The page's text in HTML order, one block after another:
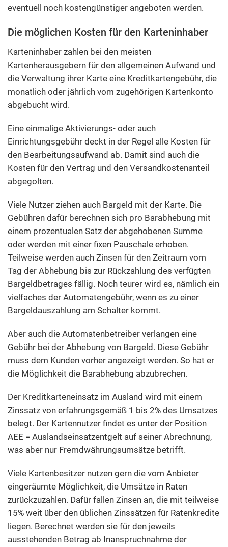
eventuell noch kostengünstiger angeboten werden.
Die möglichen Kosten für den Karteninhaber
Karteninhaber zahlen bei den meisten
Kartenherausgebern für den allgemeinen Aufwand und
die Verwaltung ihrer Karte eine Kreditkartengebühr, die
monatlich oder jährlich vom zugehörigen Kartenkonto
abgebucht wird.
Eine einmalige Aktivierungs- oder auch
Einrichtungsgebühr deckt in der Regel alle Kosten für
den Bearbeitungsaufwand ab. Damit sind auch die
Kosten für den Vertrag und den Versandkostenanteil
abgegolten.
Viele Nutzer ziehen auch Bargeld mit der Karte. Die
Gebühren dafür berechnen sich pro Barabhebung mit
einem prozentualen Satz der abgehobenen Summe
oder werden mit einer fixen Pauschale erhoben.
Teilweise werden auch Zinsen für den Zeitraum vom
Tag der Abhebung bis zur Rückzahlung des verfügten
Bargeldbetrages fällig. Noch teurer wird es, nämlich ein
vielfaches der Automatengebühr, wenn es zu einer
Bargeldauszahlung am Schalter kommt.
Aber auch die Automatenbetreiber verlangen eine
Gebühr bei der Abhebung von Bargeld. Diese Gebühr
muss dem Kunden vorher angezeigt werden. So hat er
die Möglichkeit die Barabhebung abzubrechen.
Der Kreditkarteneinsatz im Ausland wird mit einem
Zinssatz von erfahrungsgemäß 1 bis 2% des Umsatzes
belegt. Der Kartennutzer findet es unter der Position
AEE = Auslandseinsatzentgelt auf seiner Abrechnung,
was aber nur Fremdwährungsumsätze betrifft.
Viele Kartenbesitzer nutzen gern die vom Anbieter
eingeräumte Möglichkeit, die Umsätze in Raten
zurückzuzahlen. Dafür fallen Zinsen an, die mit teilweise
15% weit über den üblichen Zinssätzen für Ratenkredite
liegen. Berechnet werden sie für den jeweils
ausstehenden Betrag ab Inanspruchnahme der